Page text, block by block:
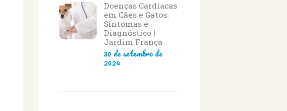
Doenças Cardíacas
em Cães e Gatos:
Sintomas e
Diagnóstico |
Jardim França
30 de setembro de
2024